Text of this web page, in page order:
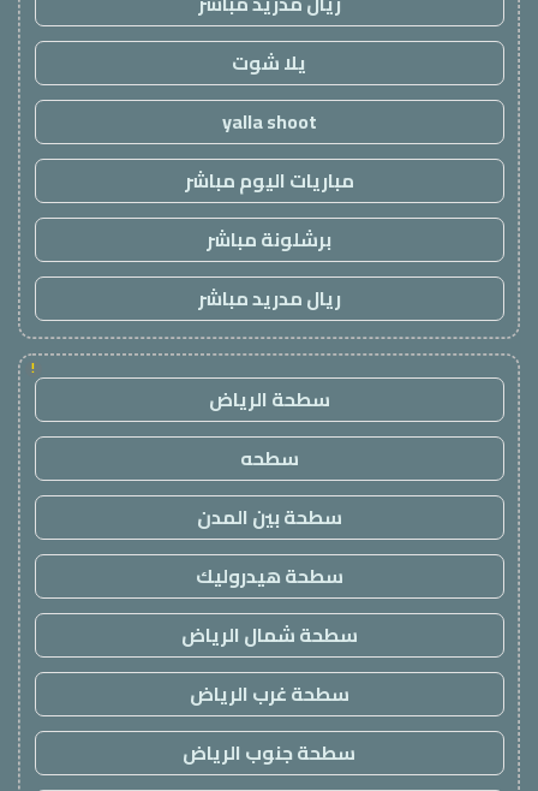
يلا شوت
yalla shoot
مباريات اليوم مباشر
برشلونة مباشر
ريال مدريد مباشر
!
سطحة الرياض
سطحه
سطحة بين المدن
سطحة هيدروليك
سطحة شمال الرياض
سطحة غرب الرياض
سطحة جنوب الرياض